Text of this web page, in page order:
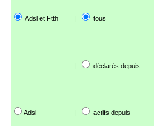
Adsl et Ftth | tous
| déclarés depuis
Adsl | actifs depuis